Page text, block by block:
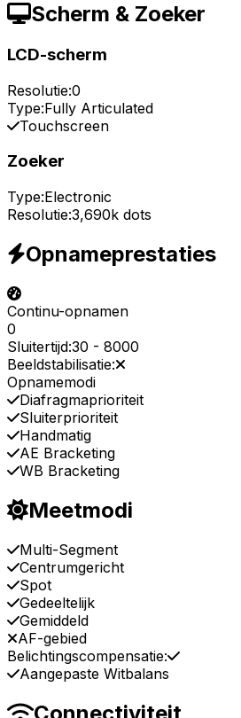
Scherm & Zoeker
LCD-scherm
Resolutie:0
Type:Fully Articulated
Touchscreen
Zoeker
Type:Electronic
Resolutie:3,690k dots
Opnameprestaties
Continu-opnamen
0
Sluitertijd:30 - 8000
Beeldstabilisatie:
Opnamemodi
Diafragmaprioriteit
Sluiterprioriteit
Handmatig
AE Bracketing
WB Bracketing
Meetmodi
Multi-Segment
Centrumgericht
Spot
Gedeeltelijk
Gemiddeld
AF-gebied
Belichtingscompensatie:
Aangepaste Witbalans
Connectiviteit